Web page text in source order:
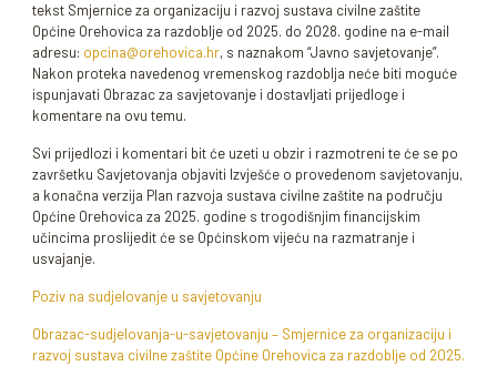
tekst Smjernice za organizaciju i razvoj sustava civilne zaštite
Općine Orehovica za razdoblje od 2025. do 2028. godine na e-mail
adresu: opcina@orehovica.hr, s naznakom “Javno savjetovanje”.
Nakon proteka navedenog vremenskog razdoblja neće biti moguće
ispunjavati Obrazac za savjetovanje i dostavljati prijedloge i
komentare na ovu temu.
Svi prijedlozi i komentari bit će uzeti u obzir i razmotreni te će se po
završetku Savjetovanja objaviti Izvješće o provedenom savjetovanju,
a konačna verzija Plan razvoja sustava civilne zaštite na području
Općine Orehovica za 2025. godine s trogodišnjim financijskim
učincima proslijedit će se Općinskom vijeću na razmatranje i
usvajanje.
Poziv na sudjelovanje u savjetovanju
Obrazac-sudjelovanja-u-savjetovanju – Smjernice za organizaciju i
razvoj sustava civilne zaštite Općine Orehovica za razdoblje od 2025.